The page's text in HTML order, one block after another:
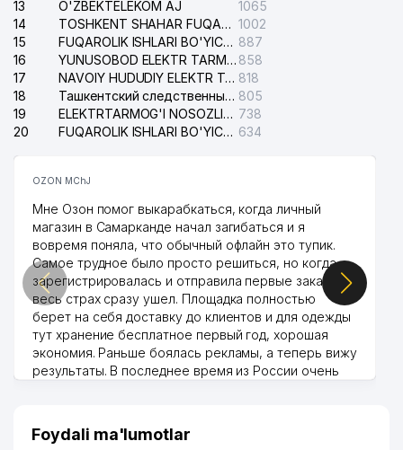
XONADON VA TASHKILOT
TELEFONLAR XAQIDA MA'LUMOT
BYUROSI
TOSHKENT SHAHRI TASHKILOT
TELEFONLARI HAQIDA MA'LUMOT
BYUROSI
GREEN LIGHT MEDIA MChJ
43
KARPOS GROUP XUSUSIY
44 MIROBOD TELEFON BO'GLAMASI
45 SHIPOWNIK-SENSOREM MChJ 302 м
46 PRIDE EXCLUSIVE MChJ 309 м
47
TADBIRKORLAR VA
ISHBILARMONLAR HARAKATI -
O'ZBEKISTON LIBERAL-
310 м
48
MULK SHIRKATI
13
O'ZBEKTELEKOM AJ
1065
14
TOSHKENT SHAHAR FUQAROLIK ISHLARI BO'YICHA SUDI 1002
15
FUQAROLIK ISHLARI BO'YICHA YAKKASAROY TUMANLARARO SUDI 887
16
YUNUSOBOD ELEKTR TARMOG'I NOSOZLIKLARI XIZMATI 858
17
NAVOIY HUDUDIY ELEKTR TARMOQLARI KORXONASI AJ 818
18
Ташкентский следственный изолятор 805
19
ELEKTRTARMOG'I NOSOZLIKLARINI TO'ZATISH SERGELI XIZMATI 738
20
FUQAROLIK ISHLARI BO'YICHA UCH-TEPA TUMANI SUDI 634
OZON MChJ
Мне Озон помог выкарабкаться, когда личный
магазин в Самарканде начал загибаться и я
вовремя поняла, что обычный офлайн это тупик.
Самое трудное было просто решиться, но когда
зарегистрировалась и отправила первые заказы,
весь страх сразу ушел. Площадка полностью
берет на себя доставку до клиентов и для одежды
тут хранение бесплатное первый год, хорошая
экономия. Раньше боялась рекламы, а теперь вижу
результаты. В последнее время из России очень
дальше развиваюсь потихоньку😊
Hamida 03.08.2026 12:45:39
Foydali ma'lumotlar